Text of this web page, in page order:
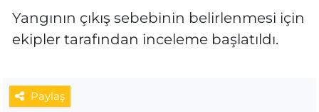
Yangının çıkış sebebinin belirlenmesi için
ekipler tarafından inceleme başlatıldı.
Paylaş